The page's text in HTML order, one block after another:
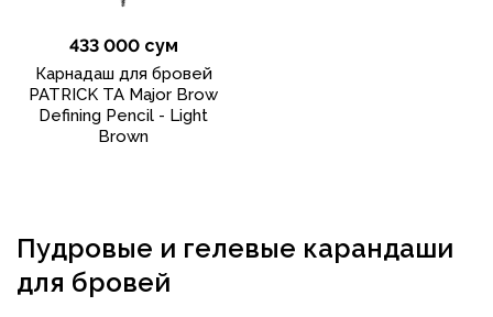
433 000 сум
Карнадаш для бровей
PATRICK TA Major Brow
Defining Pencil - Light
Brown
Пудровые и гелевые карандаши
для бровей